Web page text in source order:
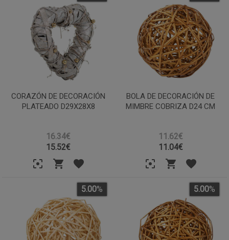
CORAZÓN DE DECORACIÓN
PLATEADO D29X28X8
16.34€
15.52€
BOLA DE DECORACIÓN DE
MIMBRE COBRIZA D24 CM
11.62€
11.04€
5.00% 5.00%